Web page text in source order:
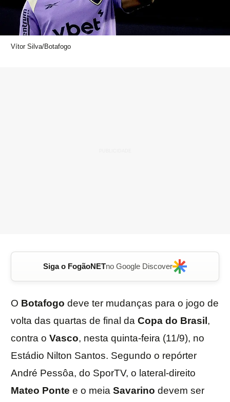
Vítor Silva/Botafogo
Siga o FogãoNETno Google Discover
O Botafogo deve ter mudanças para o jogo de
volta das quartas de final da Copa do Brasil ,
contra o Vasco, nesta quinta-feira (11/9), no
Estádio Nilton Santos. Segundo o repórter
André Pessôa, do SporTV, o lateral-direito
Mateo Ponte e o meia Savarino devem ser